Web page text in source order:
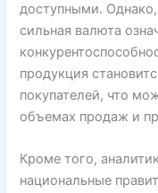
доступными.
сильная валюта
продукция
покупателей, что
объемах продаж и
Кроме того,
национальные